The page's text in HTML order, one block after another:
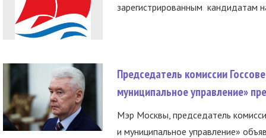
зарегистрированным кандидатам
Председатель комиссии
муниципальное управление»
Мэр Москвы, председатель
и муниципальное управление»